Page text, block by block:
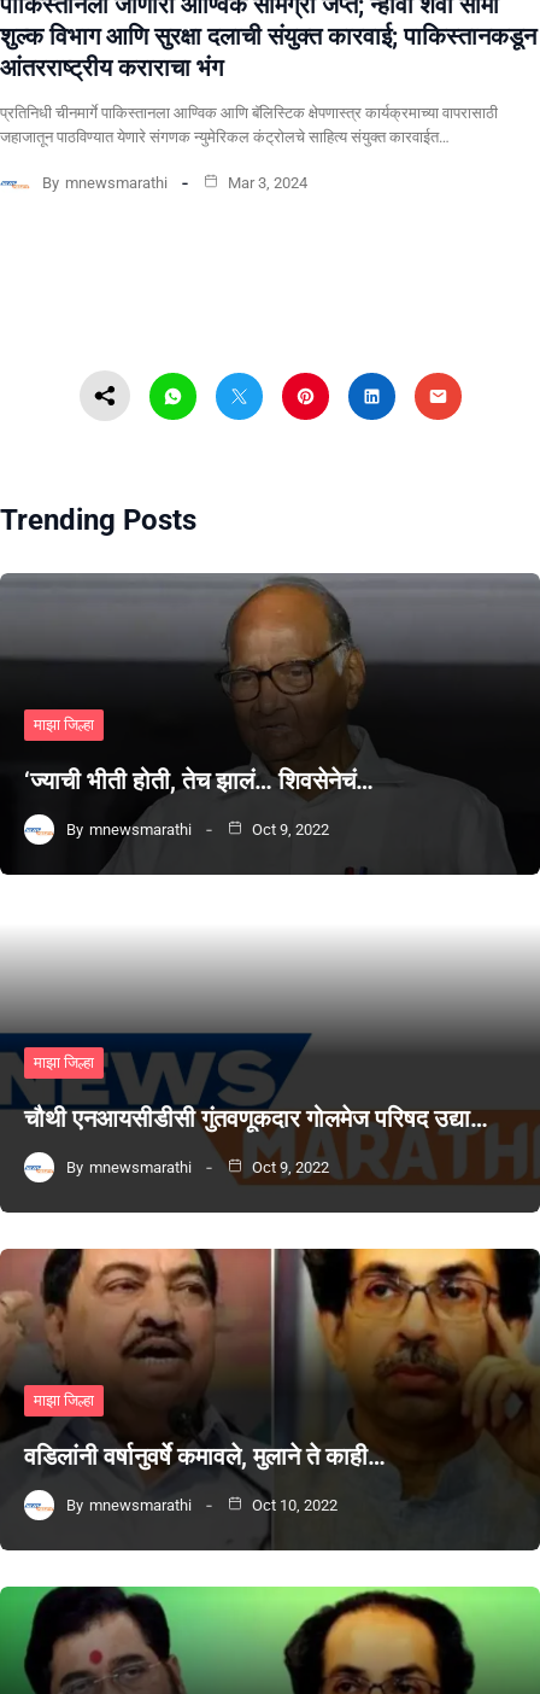
शुल्क विभाग आणि सुरक्षा दलाची संयुक्त कारवाई; पाकिस्तानकडून
आंतरराष्ट्रीय कराराचा भंग
प्रतिनिधी चीनमार्गे पाकिस्तानला आण्विक आणि बॅलिस्टिक क्षेपणास्त्र कार्यक्रमाच्या वापरासाठी
जहाजातून पाठविण्यात येणारे संगणक न्युमेरिकल कंट्रोलचे साहित्य संयुक्त कारवाईत…
By mnewsmarathi Mar 3, 2024
Trending Posts
माझा जिल्हा
‘ज्याची भीती होती, तेच झालं… शिवसेनेचं…
By mnewsmarathi Oct 9, 2022
माझा जिल्हा
चौथी एनआयसीडीसी गुंतवणूकदार गोलमेज परिषद उद्या…
By mnewsmarathi Oct 9, 2022
माझा जिल्हा
वडिलांनी वर्षानुवर्षे कमावले, मुलाने ते काही…
By mnewsmarathi Oct 10, 2022